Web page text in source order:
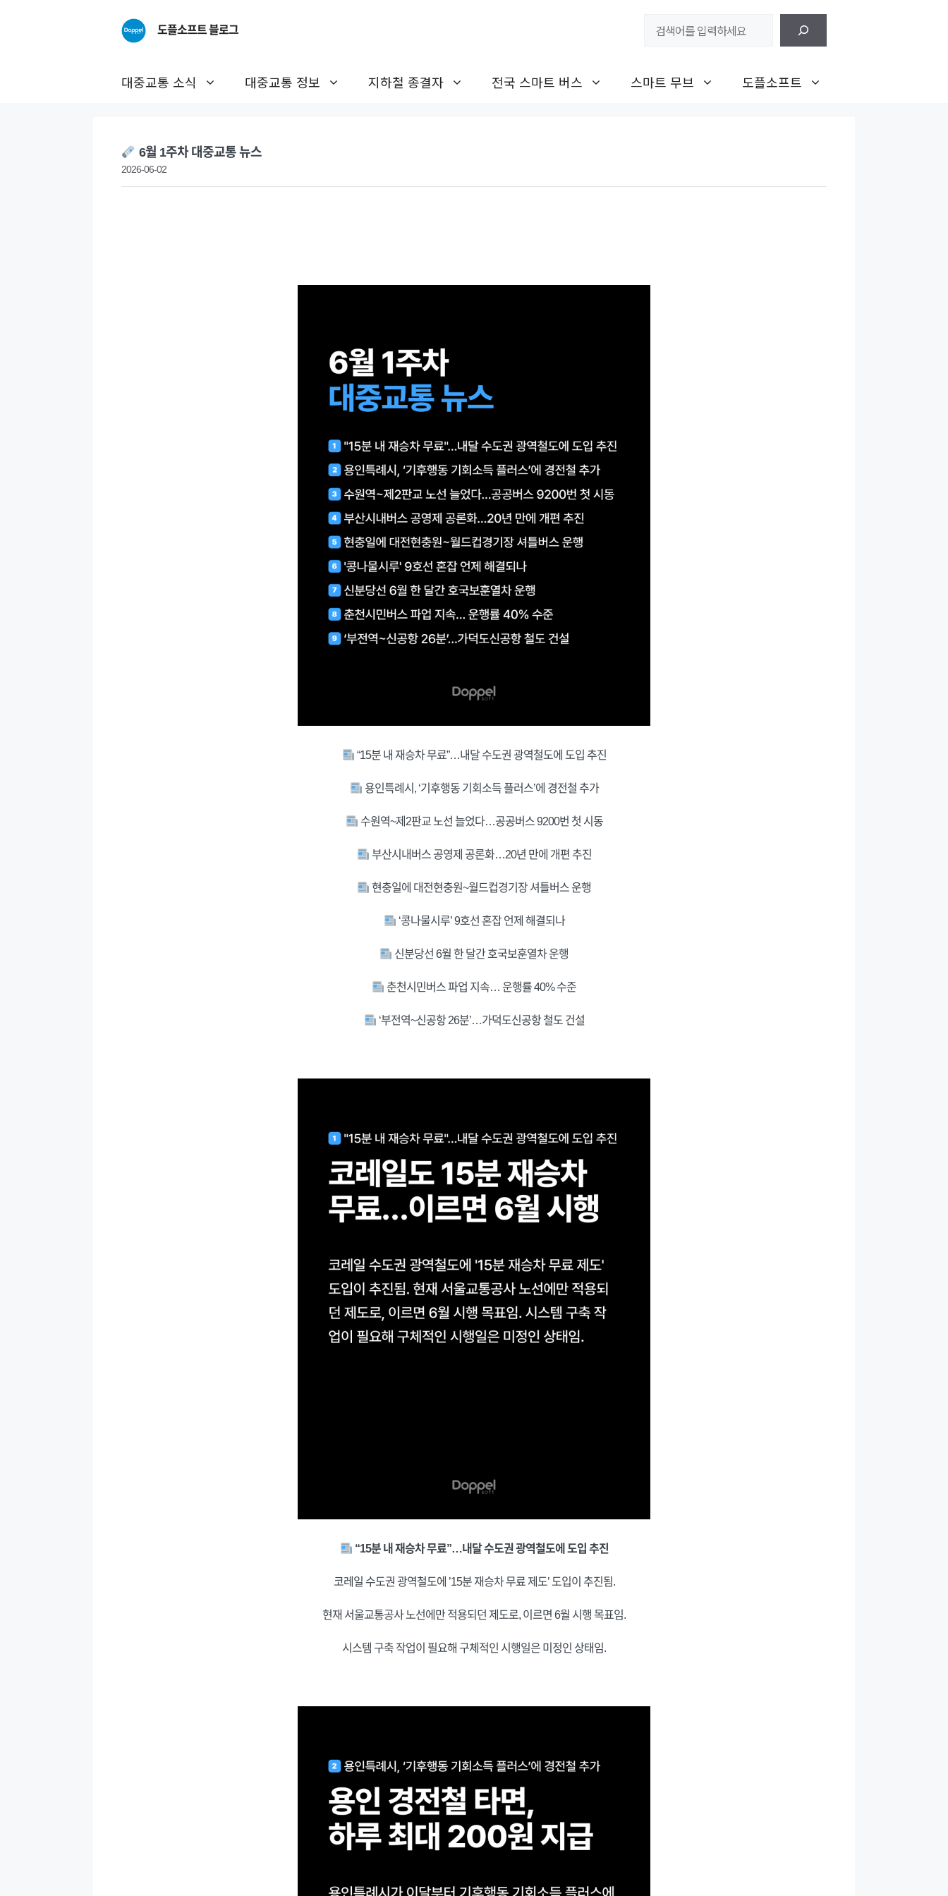
도플소프트 블로그
대중교통 소식 대중교통 정보 지하철 종결자 전국 스마트 버스 스마트 무브 도플소프트
6월 1주차 대중교통 뉴스
2026-06-02
“15분 내 재승차 무료”…내달 수도권 광역철도에 도입 추진
용인특례시, ‘기후행동 기회소득 플러스’에 경전철 추가
수원역~제2판교 노선 늘었다…공공버스 9200번 첫 시동
부산시내버스 공영제 공론화…20년 만에 개편 추진
현충일에 대전현충원~월드컵경기장 셔틀버스 운행
‘콩나물시루’ 9호선 혼잡 언제 해결되나
신분당선 6월 한 달간 호국보훈열차 운행
춘천시민버스 파업 지속… 운행률 40% 수준
‘부전역~신공항 26분’…가덕도신공항 철도 건설
“15분 내 재승차 무료”…내달 수도권 광역철도에 도입 추진
코레일 수도권 광역철도에 ’15분 재승차 무료 제도’ 도입이 추진됨.
현재 서울교통공사 노선에만 적용되던 제도로, 이르면 6월 시행 목표임.
시스템 구축 작업이 필요해 구체적인 시행일은 미정인 상태임.